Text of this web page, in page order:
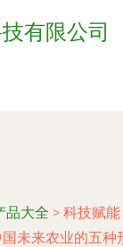
有限公司
品大全 > 科技赋
未来农业的五种